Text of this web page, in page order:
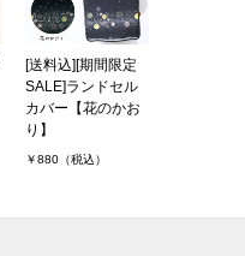
[送料込][期間限定
SALE]ランドセル
カバー【花のかお
り】
￥880（税込）